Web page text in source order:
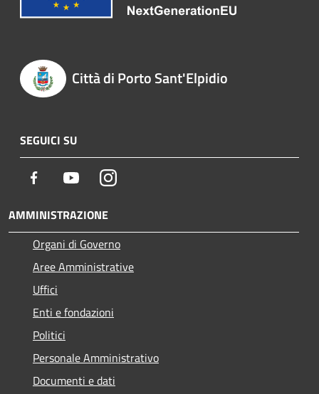
Città di Porto Sant'Elpidio
SEGUICI SU
Facebook YoutubeInstagram
AMMINISTRAZIONE
Organi di Governo
Aree Amministrative
Uffici
Enti e fondazioni
Politici
Personale Amministrativo
Documenti e dati